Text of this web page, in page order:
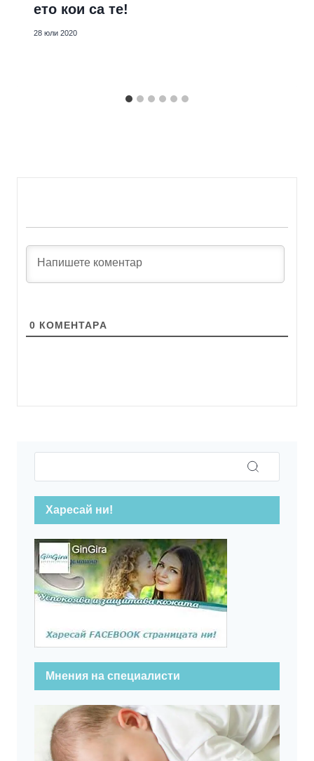
ето кои са те!
28 юли 2020
0 КОМЕНТАРA
Харесай ни!
Мнения на специалисти